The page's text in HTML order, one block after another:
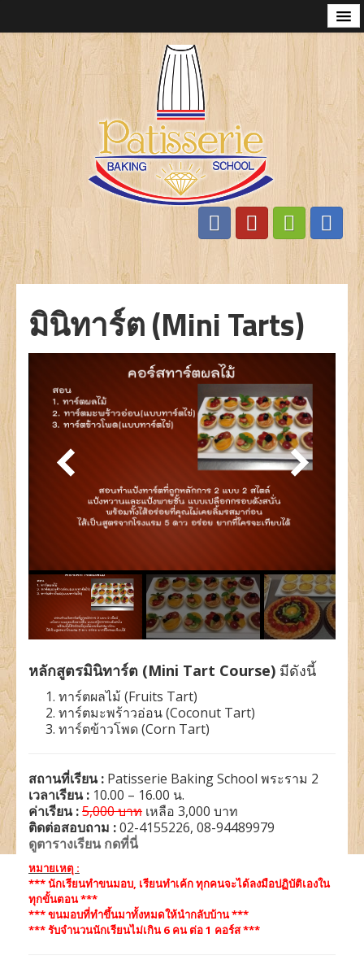
เก่ียวกับเรา
ทำไมต้องเรียนกับเรา
ปรัญญาของเรา
หลักสูตรการสอน
มาการอง (Macaron)
ขนมปัง (Bread)
ครัวซอง เดนิช (Croissant Danish)
คัพเค้ก (Cupcake)
มินิทาร์ต (Mini Tarts)
เค้กพื้นฐาน (Basic Cake)
เค้กชั้นสูง 1 (Advanced Cake 1)
เค้กชั้นสูง 2 (Advanced Cake 2)
ภาพผลงานของนักเรียน
การสมัครเรียน
ติดต่อเรา
มินิทาร์ต (Mini Tarts)
หลักสูตรมินิทาร์ต (Mini Tart Course) มีดังนี้
ทาร์ตผลไม้ (Fruits Tart)
ทาร์ตมะพร้าวอ่อน (Coconut Tart)
ทาร์ตข้าวโพด (Corn Tart)
สถานที่เรียน : Patisserie Baking School พระราม 2
เวลาเรียน : 10.00 – 16.00 น.
ค่าเรียน :5,000 บาท เหลือ 3,000 บาท
ติดต่อสอบถาม :02-4155226, 08-94489979
ดูตารางเรียน กดที่นี่
หมายเหตุ :
*** นักเรียนทำขนมอบ, เรียนทำเค้ก ทุกคนจะได้ลงมือปฏิบัติเองใน
ทุกขั้นตอน ***
*** ขนมอบที่ทำขึ้นมาทั้งหมดให้นำกลับบ้าน ***
*** รับจำนวนนักเรียนไม่เกิน 6 คน ต่อ 1 คอร์ส ***